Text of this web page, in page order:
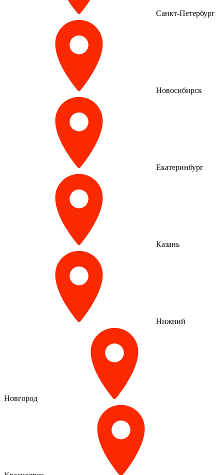
Санкт-Петербург
Новосибирск
Екатеринбург
Казань
Нижний
Новгород